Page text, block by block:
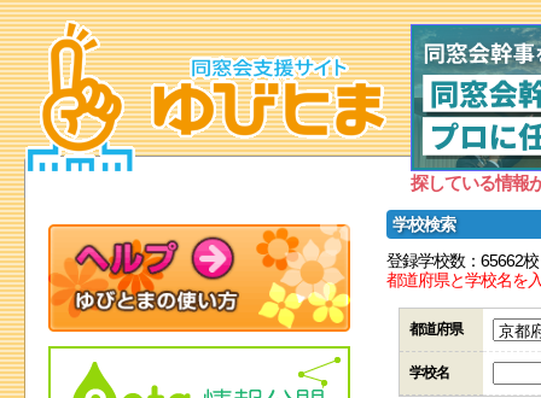
探している情報
学校検索
登録学校数：65662校
都道府県と学校名を
都道府県
学校名